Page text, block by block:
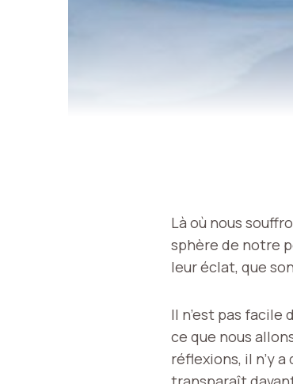
Là où nous
sphère de notre
leur éclat, que
Il n’est pas
ce que nous
réflexions, il n’y